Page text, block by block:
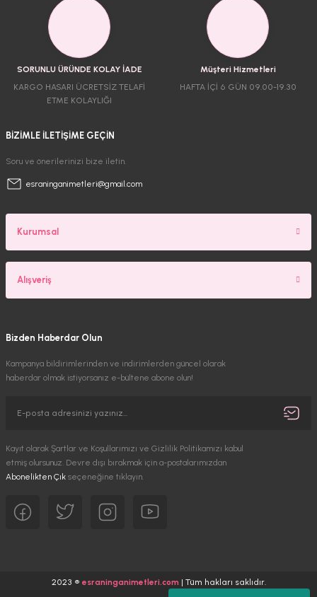
SORUNLU ÜRÜNDE KOLAY İADE
KARGO HASARI ÜCRETSİZ TELAFİ
ETME KOLAYLIĞI
Müşteri Hizmetleri
HAFTA İÇİ 6 GÜN 09.00-19.30
BİZİMLE İLETİŞİME GEÇİN
Soru ve önerilerinizi bize iletin.
esraninganimetleri@gmail.com
Kurumsal
Alışveriş
Bizden Haberdar Olun
Kampanya bildirimlerinden ve indirimlerden güncel olarak
haberdar olmak istiyorsanız e-bültene abone olun!
Kayıt olarak Şartlar ve Koşullarımızı ve Gizlilik Politikamızı kabul
etmiş olursunuz. Devre dışı bırakmak için a-postalarımızdan
Abonelikten Çık seçeneğine tıklayın.
2023 ® esraninganimetleri.com| Tüm hakları saklıdır.